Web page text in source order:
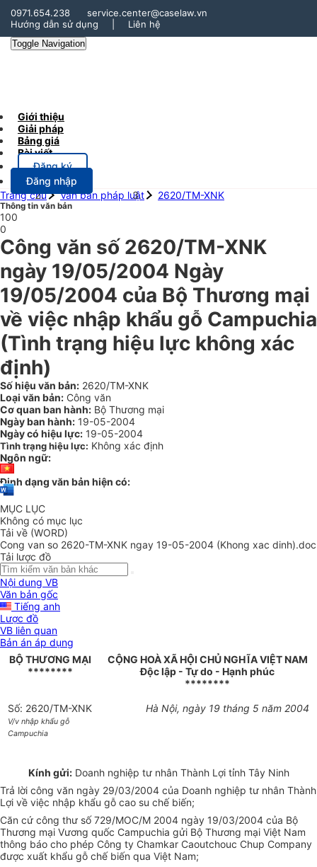
0971.654.238
service.center@caselaw.vn
Hướng dẫn sử dụng
Liên hệ
Toggle Navigation
Giới thiệu
Giải pháp
Bảng giá
Bài viết
Đăng ký
Đăng nhập
Trang chủ
Văn bản pháp luật 2620/TM-XNK
Thông tin văn bản
100
0
Công văn số 2620/TM-XNK
ngày 19/05/2004 Ngày
19/05/2004 của Bộ Thương mại
về việc nhập khẩu gỗ Campuchia
(Tình trạng hiệu lực không xác
định)
Số hiệu văn bản: 2620/TM-XNK
Loại văn bản: Công văn
Cơ quan ban hành: Bộ Thương mại
Ngày ban hành: 19-05-2004
Ngày có hiệu lực: 19-05-2004
Tình trạng hiệu lực: Không xác định
Ngôn ngữ:
Định dạng văn bản hiện có:
MỤC LỤC
Không có mục lục
Tải về (WORD)
Cong van so 2620-TM-XNK ngay 19-05-2004 (Khong xac dinh).doc
Tải lược đồ
Nội dung VB
Văn bản gốc
Tiếng anh
Lược đồ
VB liên quan
Bản án áp dụng
BỘ THƯƠNG MẠI
********
CỘNG HOÀ XÃ HỘI CHỦ NGHĨA VIỆT NAM
Độc lập - Tự do - Hạnh phúc
********
Số: 2620/TM-XNK
V/v nhập khẩu gỗ
Campuchia
Hà Nội, ngày 19 tháng 5 năm 2004
Kính gửi:Doanh nghiệp tư nhân Thành Lợi tỉnh Tây Ninh
Trả lời công văn ngày 29/03/2004 của Doanh nghiệp tư nhân Thành
Lợi về việc nhập khẩu gỗ cao su chế biến;
Căn cứ công thư số 729/MOC/M 2004 ngày 19/03/2004 của Bộ
Thương mại Vương quốc Campuchia gửi Bộ Thương mại Việt Nam
thông báo cho phép Công ty Chamkar Caoutchouc Chup Company
được xuất khẩu gỗ chế biến qua Việt Nam;